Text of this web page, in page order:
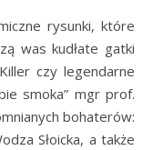
rysunki, które
was kudłate gatki
czy legendarne
smoka” mgr prof.
bohaterów:
Słoicka, a także